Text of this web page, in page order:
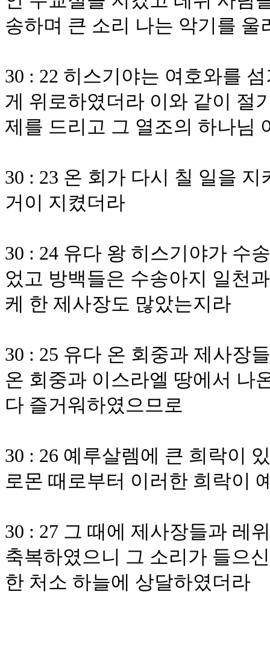
송하며 큰 소리 나는 악기를
30 : 22 히스기야는 여호와를
게 위로하였더라 이와 같이 절
제를 드리고 그 열조의 하나님
30 : 23 온 회가 다시 칠 일을
거이 지켰더라
30 : 24 유다 왕 히스기야가 수
었고 방백들은 수송아지 일천
케 한 제사장도 많았는지라
30 : 25 유다 온 회중과 제사장
온 회중과 이스라엘 땅에서 나
다 즐거워하였으므로
30 : 26 예루살렘에 큰 희락이
로몬 때로부터 이러한 희락이
30 : 27 그 때에 제사장들과 레
축복하였으니 그 소리가 들으
한 처소 하늘에 상달하였더라